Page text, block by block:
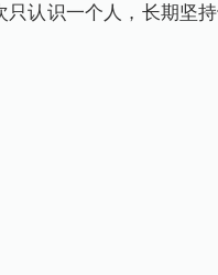
认识一个人，长期坚持